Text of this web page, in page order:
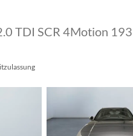
TDI SCR 4Motion